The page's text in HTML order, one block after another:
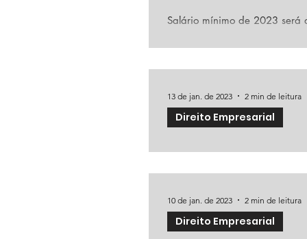
Salário mínimo de 2023 será
Direito Empresarial
13 de jan. de 2023 2 min de leitura
Direito Empresarial
10 de jan. de 2023 2 min de leitura